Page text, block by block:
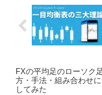
FXの平均足のローソク
方・手法・組み合わせ
してみた